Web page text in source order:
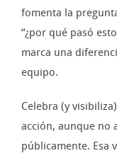
fomenta la
“¿por qué pasó
marca una
equipo.
Celebra (y
acción, aunque no
públicamente. Esa